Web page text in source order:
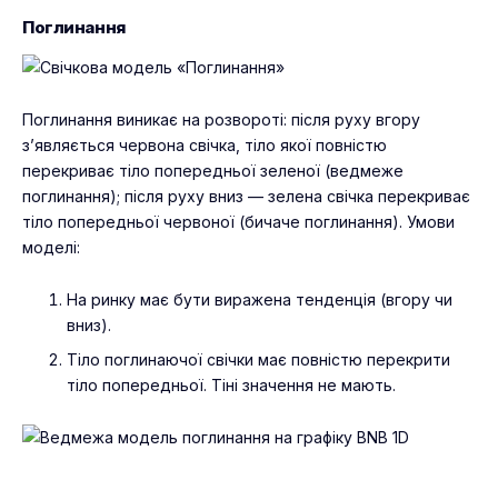
Поглинання
Поглинання виникає на розвороті: після руху вгору
з’являється червона свічка, тіло якої повністю
перекриває тіло попередньої зеленої (ведмеже
поглинання); після руху вниз — зелена свічка перекриває
тіло попередньої червоної (бичаче поглинання). Умови
моделі:
На ринку має бути виражена тенденція (вгору чи
вниз).
Тіло поглинаючої свічки має повністю перекрити
тіло попередньої. Тіні значення не мають.